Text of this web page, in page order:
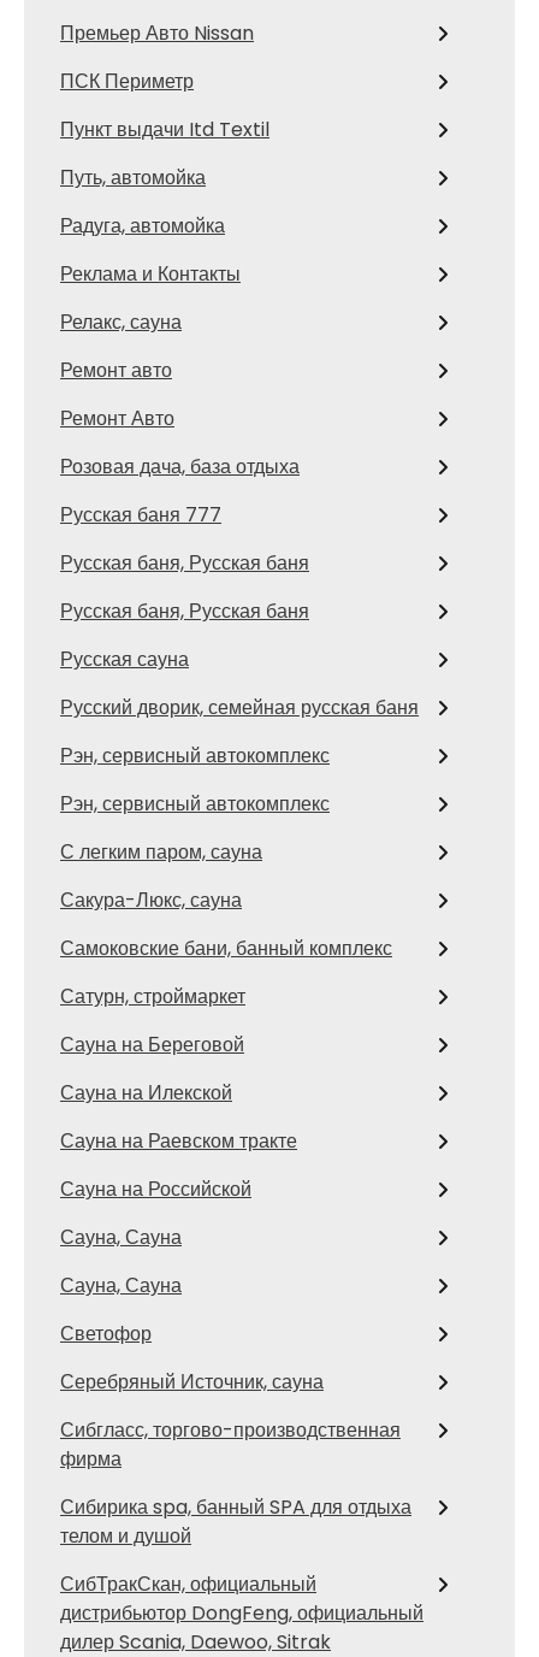
Премьер Авто Nissan
ПСК Периметр
Пункт выдачи Itd Textil
Путь, автомойка
Радуга, автомойка
Реклама и Контакты
Релакс, сауна
Ремонт авто
Ремонт Авто
Розовая дача, база отдыха
Русская баня 777
Русская баня, Русская баня
Русская баня, Русская баня
Русская сауна
Русский дворик, семейная русская баня
Рэн, сервисный автокомплекс
Рэн, сервисный автокомплекс
С легким паром, сауна
Сакура-Люкс, сауна
Самоковские бани, банный комплекс
Сатурн, строймаркет
Сауна на Береговой
Сауна на Илекской
Сауна на Раевском тракте
Сауна на Российской
Сауна, Сауна
Сауна, Сауна
Светофор
Серебряный Источник, сауна
Сибгласс, торгово-производственная
фирма
Сибирика spa, банный SPA для отдыха
телом и душой
СибТракСкан, официальный
дистрибьютор DongFeng, официальный
дилер Scania, Daewoo, Sitrak